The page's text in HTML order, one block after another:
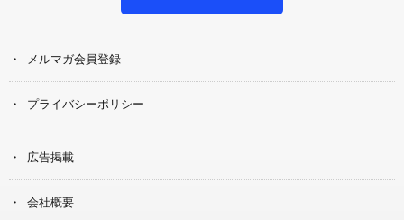
メルマガ会員登録
プライバシーポリシー
広告掲載
会社概要